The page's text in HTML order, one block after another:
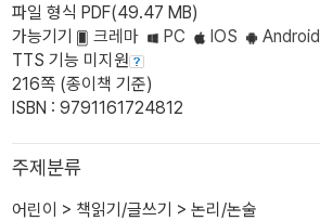
파일 형식 PDF(49.47 MB)
가능기기
크레마 PC IOS
Android
TTS 기능 미지원
216쪽 (종이책 기준)
ISBN : 9791161724812
주제분류
어린이 > 책읽기/글쓰기 > 논리/논술